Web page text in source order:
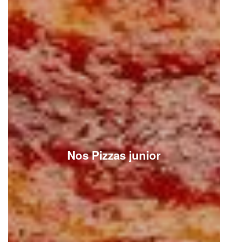
Nos Pizzas junior